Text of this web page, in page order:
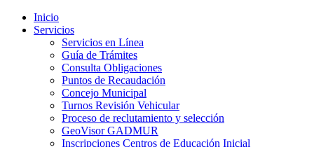
Inicio
Servicios
Servicios en Línea
Guía de Trámites
Consulta Obligaciones
Puntos de Recaudación
Concejo Municipal
Turnos Revisión Vehicular
Proceso de reclutamiento y selección
GeoVisor GADMUR
Inscripciones Centros de Educación Inicial